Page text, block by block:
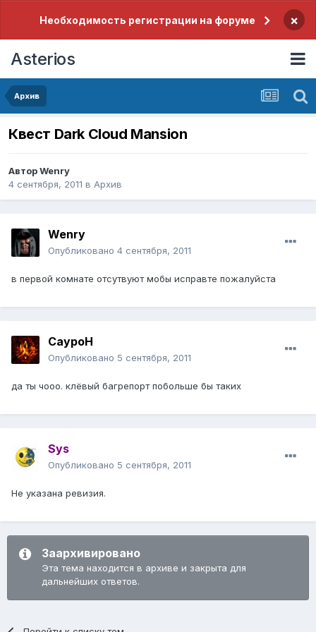
Необходимость регистрации на форуме ×
Asterios
Архив
Квест Dark Cloud Mansion
АвторWenry
4 сентября, 2011 в Архив
Wenry
Опубликовано 4 сентября, 2011
в первой комнате отсутвуют мобы исправте пожалуйста
СауроН
Опубликовано 5 сентября, 2011
да ты чооо. клёвый багрепорт побольше бы таких
Sys
Опубликовано 5 сентября, 2011
Не указана ревизия.
Заархивировано
Эта тема находится в архиве и закрыта для
дальнейших ответов.